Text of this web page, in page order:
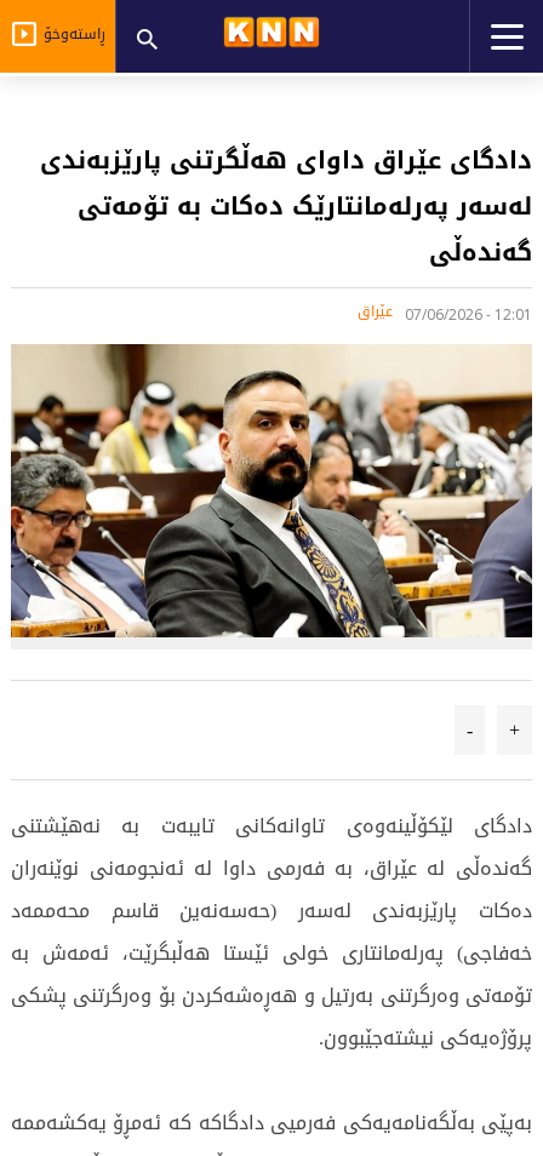
ڕاستەوخۆ
دادگای عێراق داوای هەڵگرتنی پارێزبەندی
لەسەر پەرلەمانتارێک دەکات بە تۆمەتی
گەندەڵی
12:01 - 07/06/2026 عێراق
+
-
دادگای لێکۆڵینەوەی تاوانەکانی تایبەت بە نەهێشتنی
گەندەڵی لە عێراق، بە فەرمی داوا لە ئەنجومەنی نوێنەران
دەکات پارێزبەندی لەسەر (حەسەنەین قاسم محەممەد
خەفاجی) پەرلەمانتاری خولی ئێستا هەڵبگرێت، ئەمەش بە
تۆمەتی وەرگرتنی بەرتیل و هەڕەشەکردن بۆ وەرگرتنی پشکی
پرۆژەیەکی نیشتەجێبوون.
بەپێی بەڵگەنامەیەکی فەرمیی دادگاکە کە ئەمڕۆ یەکشەممە